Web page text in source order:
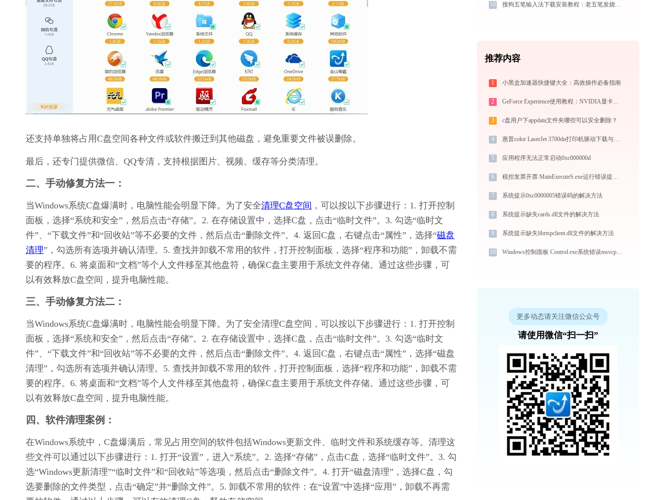
还支持单独将占用C盘空间各种文件或软件搬迁到其他磁盘，避免重要文件被误删除。
最后，还专门提供微信、QQ专清，支持根据图片、视频、缓存等分类清理。
二、手动修复方法一：
当Windows系统C盘爆满时，电脑性能会明显下降。为了安全清理C盘空间 ，可以按以下步骤进行：1. 打开控制
面板，选择“系统和安全”，然后点击“存储”。2. 在存储设置中，选择C盘，点击“临时文件”。3. 勾选“临时文
件”、“下载文件”和“回收站”等不必要的文件，然后点击“删除文件”。4. 返回C盘，右键点击“属性”，选择“磁盘
清理”，勾选所有选项并确认清理。5. 查找并卸载不常用的软件，打开控制面板，选择“程序和功能”，卸载不需
要的程序。6. 将桌面和“文档”等个人文件移至其他盘符，确保C盘主要用于系统文件存储。通过这些步骤，可
以有效释放C盘空间，提升电脑性能。
三、手动修复方法二：
当Windows系统C盘爆满时，电脑性能会明显下降。为了安全清理C盘空间，可以按以下步骤进行：1. 打开控制
面板，选择“系统和安全”，然后点击“存储”。2. 在存储设置中，选择C盘，点击“临时文件”。3. 勾选“临时文
件”、“下载文件”和“回收站”等不必要的文件，然后点击“删除文件”。4. 返回C盘，右键点击“属性”，选择“磁盘
清理”，勾选所有选项并确认清理。5. 查找并卸载不常用的软件，打开控制面板，选择“程序和功能”，卸载不需
要的程序。6. 将桌面和“文档”等个人文件移至其他盘符，确保C盘主要用于系统文件存储。通过这些步骤，可
以有效释放C盘空间，提升电脑性能。
四、软件清理案例：
在Windows系统中，C盘爆满后，常见占用空间的软件包括Windows更新文件、临时文件和系统缓存等。清理这
些文件可以通过以下步骤进行：1. 打开“设置”，进入“系统”。2. 选择“存储”，点击C盘，选择“临时文件”。3. 勾
选“Windows更新清理”“临时文件”和“回收站”等选项，然后点击“删除文件”。4. 打开“磁盘清理”，选择C盘，勾
选要删除的文件类型，点击“确定”并“删除文件”。5. 卸载不常用的软件：在“设置”中选择“应用”，卸载不再需
10 搜狗五笔输入法下载安装教程：老五笔发烧友的极速提效神兵
推荐内容
1 小黑盒加速器快捷键大全：高效操作必备指南
2 GeForce Experience使用教程：NVIDIA显卡驱动更新与游戏优化录制完全指南
3 c盘用户下appdata文件夹哪些可以安全删除？
4 惠普color LaserJet 3700dn打印机驱动下载与安装教程：新手也能轻松搞定
5 应用程序无法正常启动0xc000000d
6 税控发票开票 MainExecuteS.exe运行错误提示0xc000000d的解决办法
7 系统提示0xc0000005错误码的解决方法
8 系统提示缺失cards.dll文件的解决方法
9 系统提示缺失librtspclient.dll文件的解决方法
10 Windows控制面板 Control.exe系统错误msvcp60d.dll丢失如何解决
更多动态请关注微信公众号
请使用微信“扫一扫”